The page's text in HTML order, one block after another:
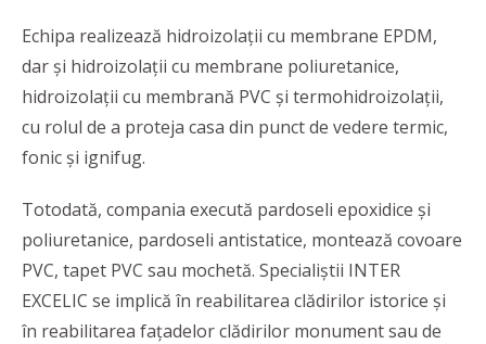
Echipa realizează hidroizolații cu membrane EPDM,
dar și hidroizolații cu membrane poliuretanice,
hidroizolații cu membrană PVC și termohidroizolații,
cu rolul de a proteja casa din punct de vedere termic,
fonic și ignifug.
Totodată, compania execută pardoseli epoxidice și
poliuretanice, pardoseli antistatice, montează covoare
PVC, tapet PVC sau mochetă. Specialiștii INTER
EXCELIC se implică în reabilitarea clădirilor istorice și
în reabilitarea fațadelor clădirilor monument sau de